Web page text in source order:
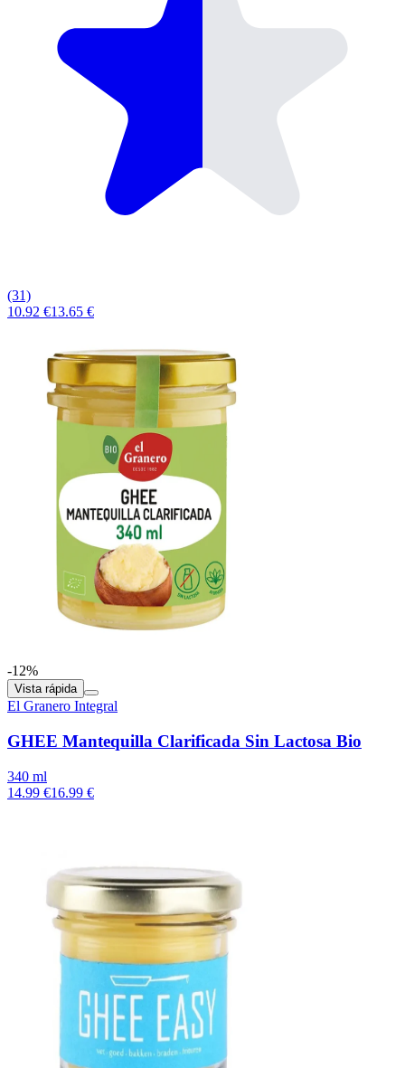
(31)
10.92 €13.65 €
-12%
Vista rápida
El Granero Integral
GHEE Mantequilla Clarificada Sin Lactosa Bio
340 ml
14.99 €16.99 €